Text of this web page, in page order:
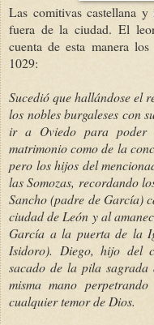
Las comitivas castellana
fuera de la ciudad. El
cuenta de esta manera
1029:
Sucedió que hallándose el
los nobles burgaleses con
ir a Oviedo para
matrimonio como de la
pero los hijos del
las Somozas, recordando
Sancho (padre de García)
ciudad de León y al
García a la puerta de la
Isidoro). Diego, hijo del
sacado de la pila
misma mano
cualquier temor de Dios.